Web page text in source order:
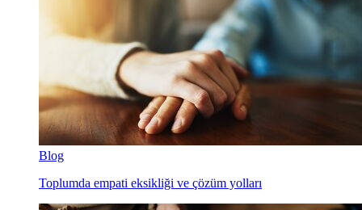
Blog
Toplumda empati eksikliği ve çözüm yolları